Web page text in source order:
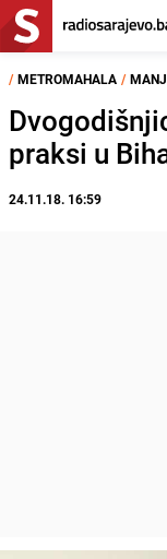
/ METROMAHALA /
praksi u
24.11.18. 16:59